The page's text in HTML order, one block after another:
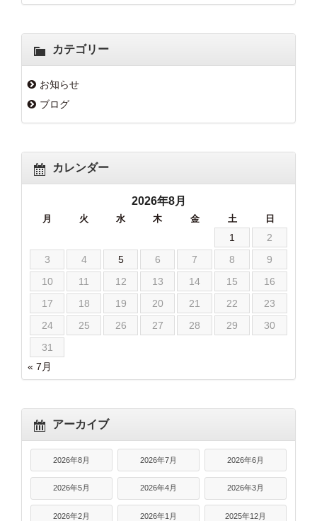
カテゴリー
お知らせ
ブログ
カレンダー
2026年8月
月 火 水 木 金 土 日
1
2
3
4 5 6 7 8
9
10
11 12 13 14 15
16
17
18 19 20 21 22
23
24
25 26 27 28 29
30
31
« 7月
アーカイブ
2026年8月 2026年7月 2026年6月
2026年5月 2026年4月 2026年3月
2026年2月 2026年1月 2025年12月